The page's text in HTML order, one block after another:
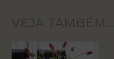
VEJA TAMBÉM...